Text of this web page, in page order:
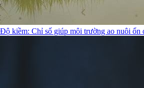
Độ kiềm: Chỉ số giúp môi trường ao nuôi ổn